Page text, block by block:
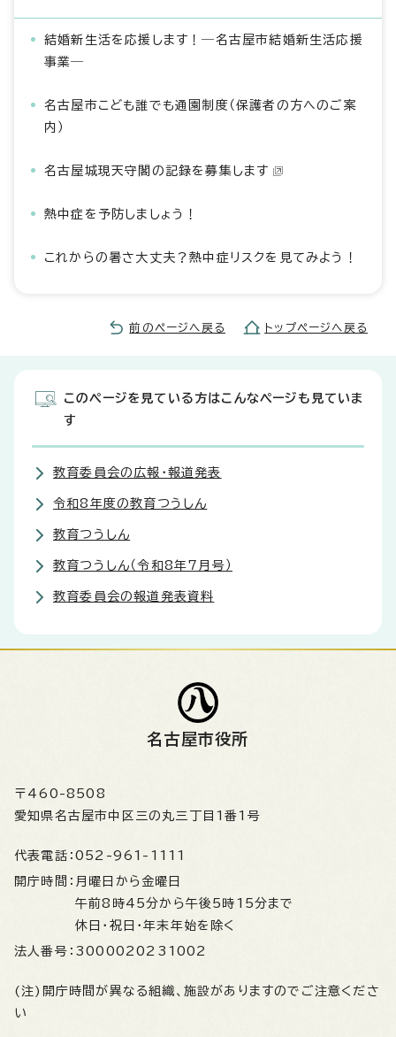
結婚新生活を応援します！―名古屋市結婚新生活応援
事業―
名古屋市こども誰でも通園制度（保護者の方へのご案
内）
名古屋城現天守閣の記録を募集します
熱中症を予防しましょう！
これからの暑さ大丈夫？熱中症リスクを見てみよう！
前のページへ戻る トップページへ戻る
このページを見ている方はこんなページも見ていま
す
教育委員会の広報・報道発表
令和8年度の教育つうしん
教育つうしん
教育つうしん（令和8年7月号）
教育委員会の報道発表資料
名古屋市役所
〒460-8508
愛知県名古屋市中区三の丸三丁目1番1号
代表電話： 052-961-1111
開庁時間： 月曜日から金曜日
午前8時45分から午後5時15分まで
休日・祝日・年末年始を除く
法人番号： 3000020231002
(注)開庁時間が異なる組織、施設がありますのでご注意くださ
い